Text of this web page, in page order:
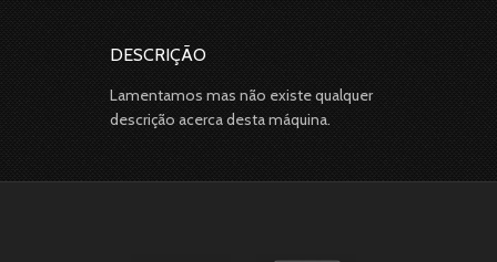
DESCRIÇÃO
Lamentamos mas não existe qualquer
descrição acerca desta máquina.